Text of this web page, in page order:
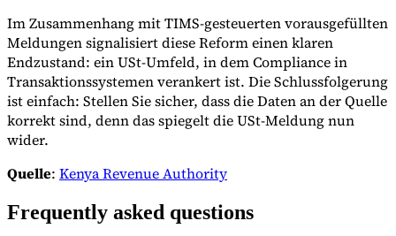
Im Zusammenhang mit TIMS-gesteuerten vorausgefüllten
Meldungen signalisiert diese Reform einen klaren
Endzustand: ein USt-Umfeld, in dem Compliance in
Transaktionssystemen verankert ist. Die Schlussfolgerung
ist einfach: Stellen Sie sicher, dass die Daten an der Quelle
korrekt sind, denn das spiegelt die USt-Meldung nun
wider.
Quelle: Kenya Revenue Authority
Frequently asked questions